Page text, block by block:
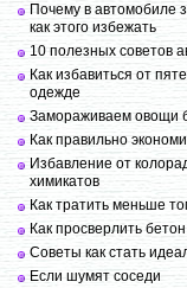
Почему в автомобиле
как этого избежать
10 полезных советов
Как избавиться от
одежде
Замораживаем овощи
Как правильно
Избавление от
химикатов
Как тратить меньше
Как просверлить бетон
Советы как стать
Если шумят соседи